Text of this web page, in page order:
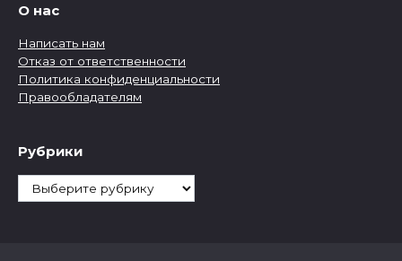
О нас
Написать нам
Отказ от ответственности
Политика конфиденциальности
Правообладателям
Рубрики
Рубрики